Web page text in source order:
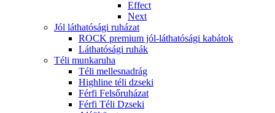
Effect
Next
Jól láthatósági ruházat
ROCK premium jól-láthatósági kabátok
Láthatósági ruhák
Téli munkaruha
Téli mellesnadrág
Highline téli dzseki
Férfi Felsőruházat
Férfi Téli Dzseki